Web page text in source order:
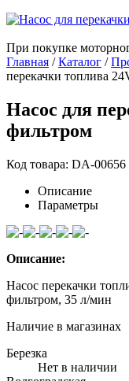
При покупке
Главная /Каталог /
перекачки топлива
Насос для
фильтром
Код товара: DA-00656
Описание
Параметры
Описание:
Насос перекачки
фильтром, 35 л/мин
Наличие в магазинах
Березка
Нет в наличии